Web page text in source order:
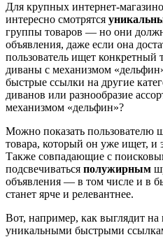
Для крупных интернет-
интересно смотрятся
группы товаров — но они
объявления, даже если она
пользователь ищет
диваны с механизмом
быстрые ссылки на другие
диванов или разнообразие
механизмом «дельфин»?
Можно показать пользователю
товара, который он уже ищет, и
Также совпадающие с
подсвечиваться полужирным
объявления — в том числе и в
станет ярче и релевантнее.
Вот, например, как выглядит на
уникальными быстрыми